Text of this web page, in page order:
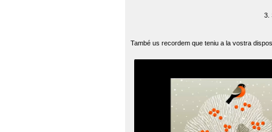
3.
També us recordem que teniu a la vostra